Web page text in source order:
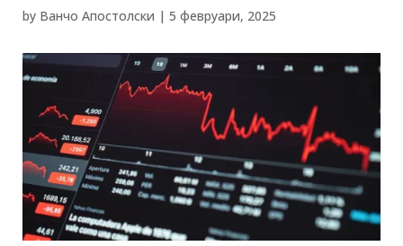
by Ванчо Апостолски | 5 февруари, 2025